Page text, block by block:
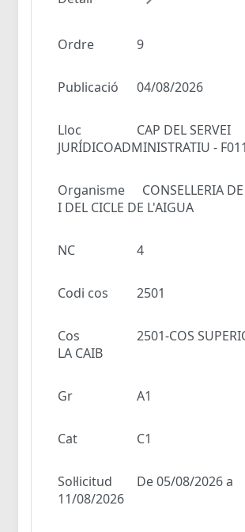
Ordre 9
Publicació 04/08/2026
Lloc
CAP DEL SERVEI
JURÍDICOADMINISTRATIU -
Organisme
CONSELLERIA
I DEL CICLE DE L'AIGUA
NC 4
Codi cos 2501
Cos
2501-COS
LA CAIB
Gr A1
Cat C1
Sol·licitud
De 05/08/2026 a
11/08/2026